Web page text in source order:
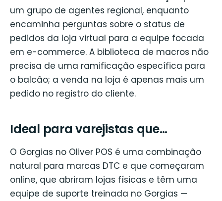
um grupo de agentes regional, enquanto
encaminha perguntas sobre o status de
pedidos da loja virtual para a equipe focada
em e-commerce. A biblioteca de macros não
precisa de uma ramificação específica para
o balcão; a venda na loja é apenas mais um
pedido no registro do cliente.
Ideal para varejistas que…
O Gorgias no Oliver POS é uma combinação
natural para marcas DTC e que começaram
online, que abriram lojas físicas e têm uma
equipe de suporte treinada no Gorgias —